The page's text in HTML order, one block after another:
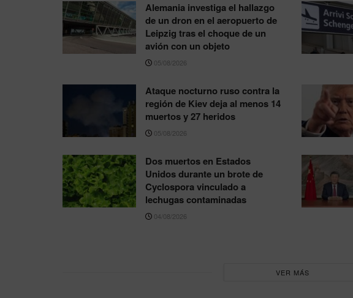
Alemania investiga el hallazgo
de un dron en el aeropuerto de
Leipzig tras el choque de un
avión con un objeto
05/08/2026
Ataque nocturno ruso contra la
región de Kiev deja al menos 14
muertos y 27 heridos
05/08/2026
Dos muertos en Estados
Unidos durante un brote de
Cyclospora vinculado a
lechugas contaminadas
04/08/2026
VER MÁS